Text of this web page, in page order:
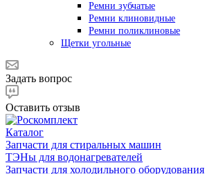
Ремни зубчатые
Ремни клиновидные
Ремни поликлиновые
Щетки угольные
Задать вопрос
Оставить отзыв
Каталог
Запчасти для стиральных машин
ТЭНы для водонагревателей
Запчасти для холодильного оборудования